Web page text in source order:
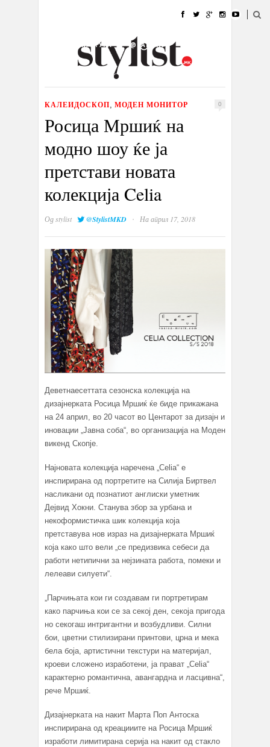
УБАВИНА
КУЛТУРА @РАБОТА
ИЗЛОГ
КАЛЕИДОСКОП, МОДЕН МОНИТОР 0
Росица Мршиќ на
модно шоу ќе ја
претстави новата
колекција Celia
Одstylist @StylistMKD · На април 17, 2018
Деветнаесеттата сезонска колекција на
дизајнерката Росица Мршиќ ќе биде прикажана
на 24 април, во 20 часот во Центарот за дизајн и
иновации „Јавна соба“, во организација на Моден
викенд Скопје.
Најновата колекција наречена „Celia“ е
инспирирана од портретите на Силија Биртвел
насликани од познатиот англиски уметник
Дејвид Хокни. Станува збор за урбана и
некоформистичка шик колекција која
претставува нов израз на дизајнерката Мршиќ
која како што вели „се предизвика себеси да
работи нетипични за нејзината работа, помеки и
лелеави силуети“.
„Парчињата кои ги создавам ги портретирам
како парчиња кои се за секој ден, секоја пригода
но секогаш интригантни и возбудливи. Силни
бои, цветни стилизирани принтови, црна и мека
бела боја, артистични текстури на материјал,
кроеви сложено изработени, ја прават „Celia“
карактерно романтична, авангардна и ласцивна“,
рече Мршиќ.
Дизајнерката на накит Марта Поп Антоска
инспирирана од креацииите на Росица Мршиќ
изработи лимитирана серија на накит од стакло